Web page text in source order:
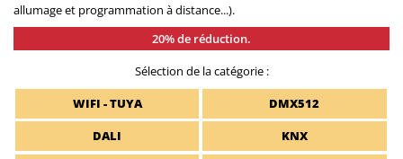
allumage et programmation à distance...).
20% de réduction.
Sélection de la catégorie :
WIFI - TUYA
DMX512
DALI KNX